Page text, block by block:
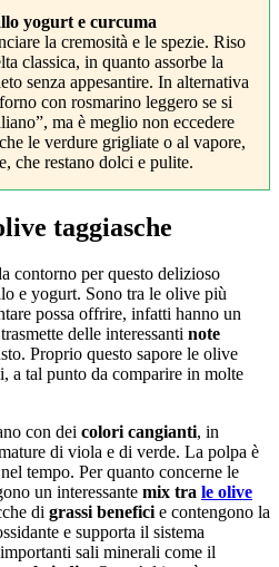
yogurt e curcuma
la cremosità e le spezie. Riso
classica, in quanto assorbe la
senza appesantire. In alternativa
con rosmarino leggero se si
ma è meglio non eccedere
le verdure grigliate o al vapore,
che restano dolci e pulite.
taggiasche
contorno per questo delizioso
e yogurt. Sono tra le olive più
possa offrire, infatti hanno un
delle interessanti note
Proprio questo sapore le olive
a tal punto da comparire in molte
con dei colori cangianti, in
di viola e di verde. La polpa è
tempo. Per quanto concerne le
un interessante mix tra le olive
di grassi beneficie contengono la
e supporta il sistema
sali minerali come il